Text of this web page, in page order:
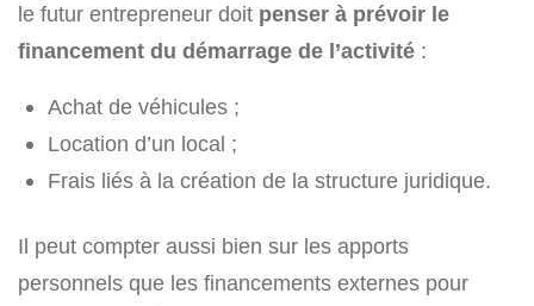
le futur entrepreneur doit penser à prévoir le
financement du démarrage de l’activité :
Achat de véhicules ;
Location d’un local ;
Frais liés à la création de la structure juridique.
Il peut compter aussi bien sur les apports
personnels que les financements externes pour